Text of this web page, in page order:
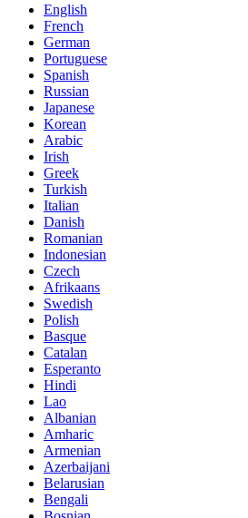
English
French
German
Portuguese
Spanish
Russian
Japanese
Korean
Arabic
Irish
Greek
Turkish
Italian
Danish
Romanian
Indonesian
Czech
Afrikaans
Swedish
Polish
Basque
Catalan
Esperanto
Hindi
Lao
Albanian
Amharic
Armenian
Azerbaijani
Belarusian
Bengali